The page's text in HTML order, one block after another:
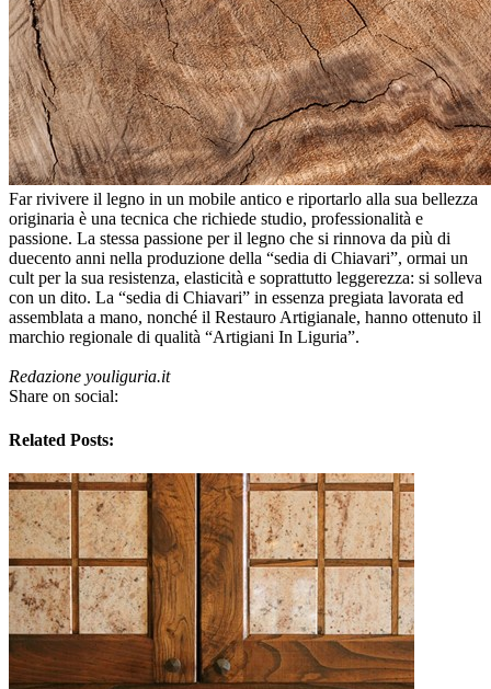
Far rivivere il legno in un mobile antico e riportarlo alla sua bellezza
originaria è una tecnica che richiede studio, professionalità e
passione. La stessa passione per il legno che si rinnova da più di
duecento anni nella produzione della “sedia di Chiavari”, ormai un
cult per la sua resistenza, elasticità e soprattutto leggerezza: si solleva
con un dito. La “sedia di Chiavari” in essenza pregiata lavorata ed
assemblata a mano, nonché il Restauro Artigianale, hanno ottenuto il
marchio regionale di qualità “Artigiani In Liguria”.
Redazione youliguria.it
Share on social:
Related Posts: